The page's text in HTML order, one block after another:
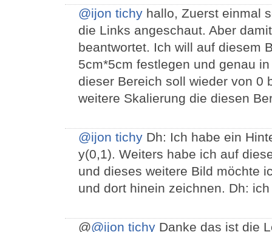
@ijon tichy hallo, Zuerst einmal
die Links angeschaut. Aber
beantwortet. Ich will auf diesem
5cm*5cm festlegen und genau
dieser Bereich soll wieder von 0
weitere Skalierung die diesen
@ijon tichy Dh: Ich habe ein
y(0,1). Weiters habe ich auf
und dieses weitere Bild möchte
und dort hinein zeichnen. Dh:
@@ijon tichy Danke das ist die